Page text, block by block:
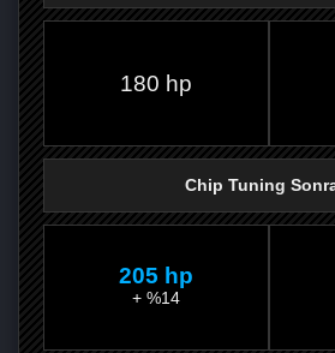
180 hp
Chip Tuning
205 hp
+ %14